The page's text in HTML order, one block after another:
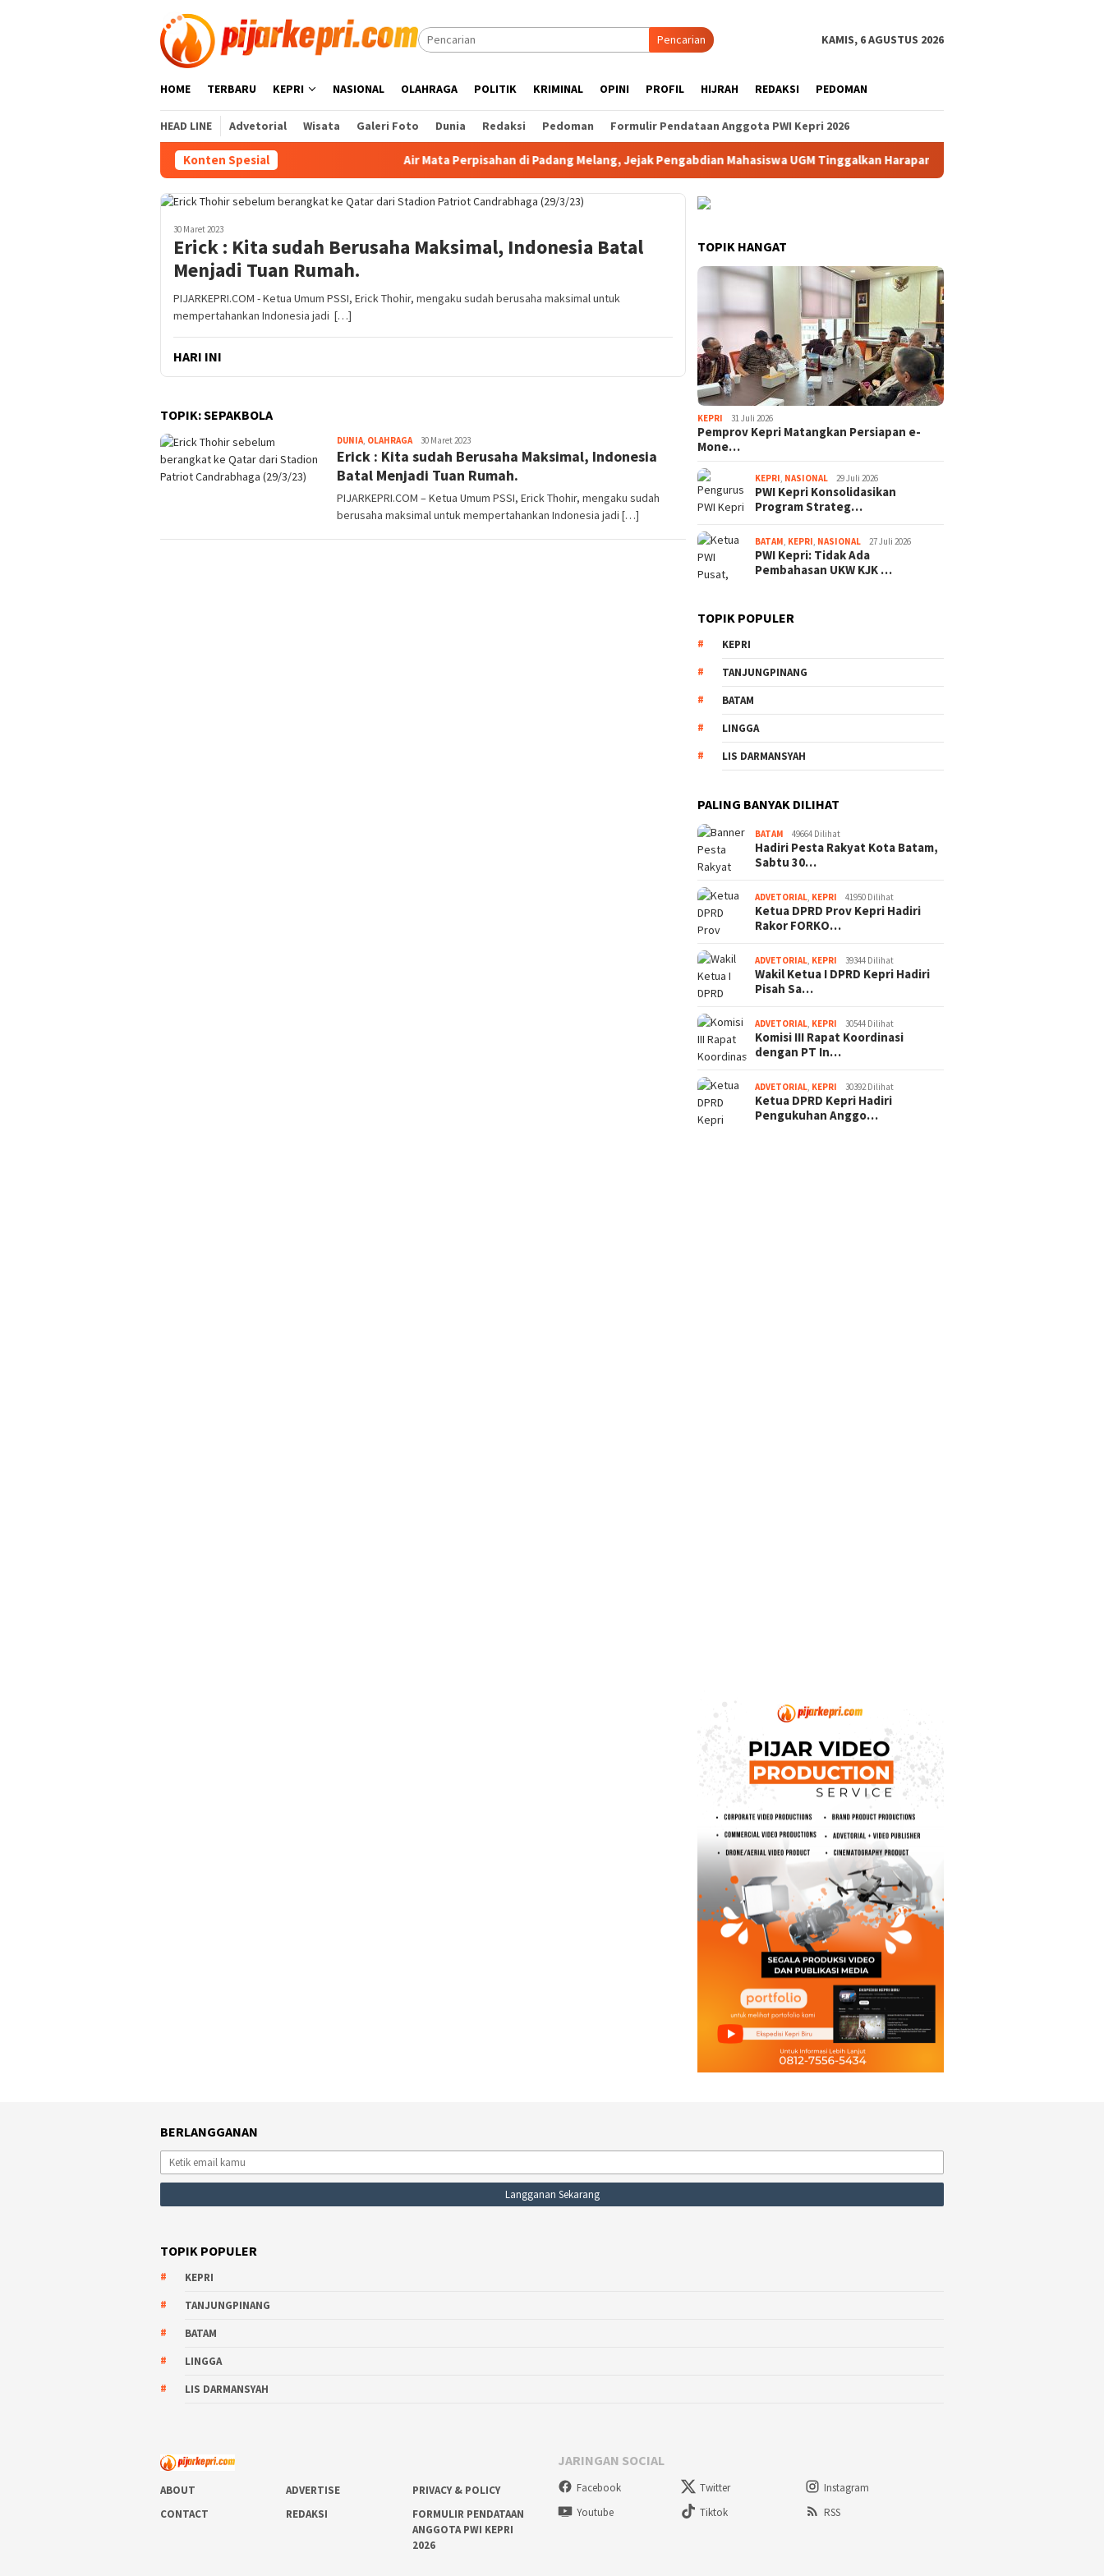
Pencarian KAMIS, 6 AGUSTUS 2026
HOME TERBARU KEPRI NASIONAL OLAHRAGA POLITIK KRIMINAL OPINI PROFIL HIJRAH REDAKSI PEDOMAN
HEAD LINE Advetorial Wisata Galeri Foto Dunia Redaksi Pedoman Formulir Pendataan Anggota PWI Kepri 2026
Konten Spesial Air Mata Perpisahan di Padang Melang, Jejak Pengabdian Mahasiswa UGM Tinggalkan Harapan Baru bagi Warga Anambas
30 Maret 2023
Erick : Kita sudah Berusaha Maksimal, Indonesia Batal
Menjadi Tuan Rumah.
PIJARKEPRI.COM - Ketua Umum PSSI, Erick Thohir, mengaku sudah berusaha maksimal untuk
mempertahankan Indonesia jadi […]
HARI INI
TOPIK:SEPAKBOLA
DUNIA, OLAHRAGAPijarkepri.com
30 Maret 2023
Erick : Kita sudah Berusaha Maksimal, Indonesia
Batal Menjadi Tuan Rumah.
PIJARKEPRI.COM – Ketua Umum PSSI, Erick Thohir, mengaku sudah
berusaha maksimal untuk mempertahankan Indonesia jadi […]
TOPIK HANGAT
KEPRI 31 Juli 2026
Pemprov Kepri Matangkan Persiapan e-
Mone…
KEPRI NASIONAL 29 Juli 2026
PWI Kepri Konsolidasikan
Program Strateg…
BATAM KEPRI NASIONAL 27 Juli 2026
PWI Kepri: Tidak Ada
Pembahasan UKW KJK …
TOPIK POPULER
KEPRI
TANJUNGPINANG
BATAM
LINGGA
LIS DARMANSYAH
PALING BANYAK DILIHAT
BATAM 49664 Dilihat
Hadiri Pesta Rakyat Kota Batam,
Sabtu 30…
ADVETORIAL KEPRI 41950 Dilihat
Ketua DPRD Prov Kepri Hadiri
Rakor FORKO…
ADVETORIAL KEPRI 39344 Dilihat
Wakil Ketua I DPRD Kepri Hadiri
Pisah Sa…
ADVETORIAL KEPRI 30544 Dilihat
Komisi III Rapat Koordinasi
dengan PT In…
ADVETORIAL KEPRI 30392 Dilihat
Ketua DPRD Kepri Hadiri
Pengukuhan Anggo…
BERLANGGANAN
TOPIK POPULER
KEPRI
TANJUNGPINANG
BATAM
LINGGA
LIS DARMANSYAH
ABOUT ADVERTISE
PRIVACY & POLICY
CONTACT
REDAKSI
FORMULIR PENDATAAN
ANGGOTA PWI KEPRI
2026
JARINGAN SOCIAL
Facebook Twitter
Instagram
Youtube
Tiktok RSS